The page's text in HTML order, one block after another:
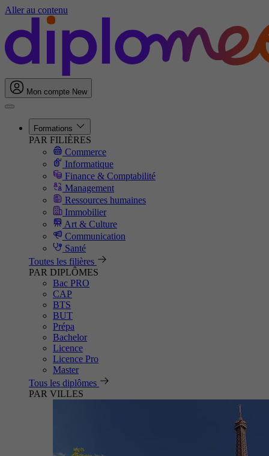
Aller au contenu
Mon compte New
Formations
PAR FILIÈRES
Commerce
Informatique
Finance & Comptabilité
Management
Ressources humaines
Immobilier
Art & Culture
Communication
Santé
Toutes les filières
PAR DIPLÔMES
Bac PRO
CAP
BTS
BUT
Prépa
Bachelor
Licence
Licence Pro
Master
Tous les diplômes
PAR VILLES